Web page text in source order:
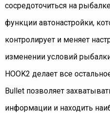
сосредоточиться на
функции автонастройки,
контролирует и меняет
изменении условий
HOOK2 делает все
Bullet позволяет
информации и находить